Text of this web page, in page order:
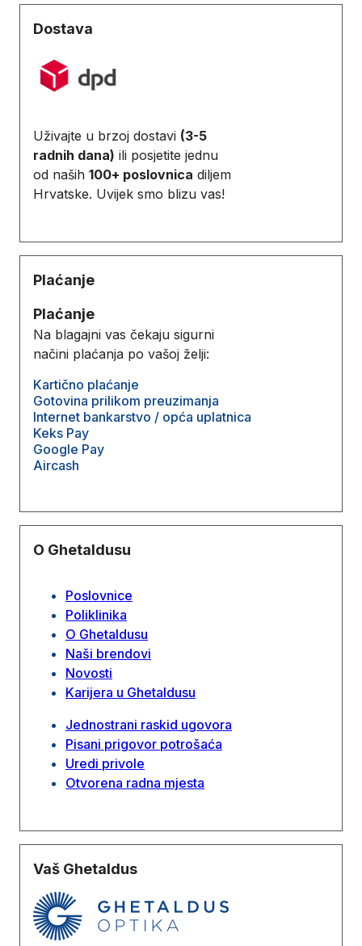
Dostava
Uživajte u brzoj dostavi (3-5
radnih dana) ili posjetite jednu
od naših 100+ poslovnica diljem
Hrvatske. Uvijek smo blizu vas!
Plaćanje
Plaćanje
Na blagajni vas čekaju sigurni
načini plaćanja po vašoj želji:
Kartično plaćanje
Gotovina prilikom preuzimanja
Internet bankarstvo / opća uplatnica
Keks Pay
Google Pay
Aircash
O Ghetaldusu
Poslovnice
Poliklinika
O Ghetaldusu
Naši brendovi
Novosti
Karijera u Ghetaldusu
Jednostrani raskid ugovora
Pisani prigovor potrošaća
Uredi privole
Otvorena radna mjesta
Vaš Ghetaldus